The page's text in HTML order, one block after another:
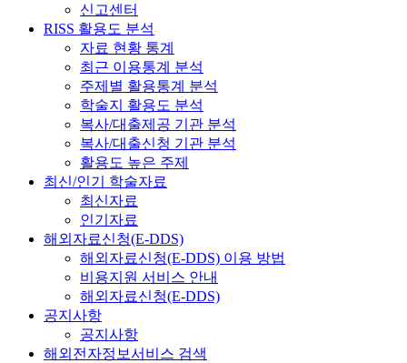
신고센터
RISS 활용도 분석
자료 현황 통계
최근 이용통계 분석
주제별 활용통계 분석
학술지 활용도 분석
복사/대출제공 기관 분석
복사/대출신청 기관 분석
활용도 높은 주제
최신/인기 학술자료
최신자료
인기자료
해외자료신청(E-DDS)
해외자료신청(E-DDS) 이용 방법
비용지원 서비스 안내
해외자료신청(E-DDS)
공지사항
공지사항
해외전자정보서비스 검색